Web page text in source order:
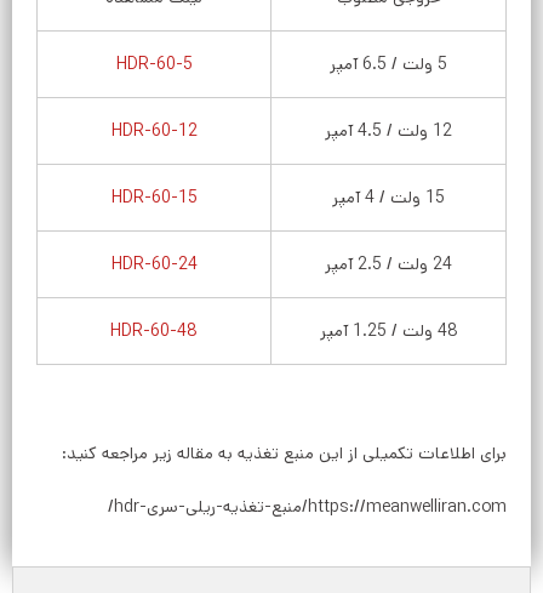
5 ولت / 6.5 آمپر HDR-60-5
12 ولت / 4.5 آمپر HDR-60-12
15 ولت / 4 آمپر HDR-60-15
24 ولت / 2.5 آمپر HDR-60-24
48 ولت / 1.25 آمپر HDR-60-48
برای اطلاعات تکمیلی از این منبع تغذیه به مقاله زیر مراجعه کنید:
https://meanwelliran.com/منبع-تغذیه-ریلی-سری-hdr/